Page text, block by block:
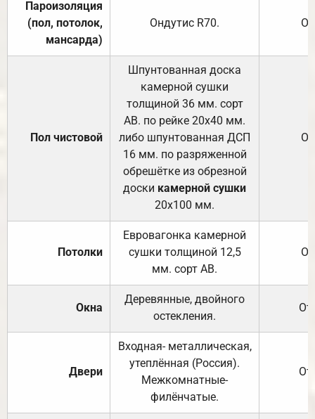
Пароизоляция
(пол, потолок,
мансарда)
Ондутис R70.
Пол чистовой
Шпунтованная доска
камерной сушки
толщиной 36 мм. сорт
АВ. по рейке 20х40 мм.
либо шпунтованная ДСП
16 мм. по разряженной
обрешётке из обрезной
доски камерной сушки
20х100 мм.
Потолки
Евровагонка камерной
сушки толщиной 12,5
мм. сорт АВ.
Окна
Деревянные, двойного
остекления.
Двери
Входная- металлическая,
утеплённая (Россия).
Межкомнатные-
филёнчатые.